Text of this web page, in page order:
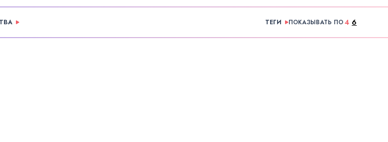
ТЕГИ ПОКАЗЫВАТЬ ПО4 6